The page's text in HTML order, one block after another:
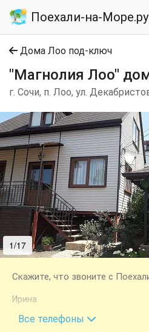
Поехали-на-Море.ру
Дома Лоо под-ключ
"Магнолия Лоо"
г. Сочи, п. Лоо, ул.
1/17
Скажите, что звоните с
Ирина
+7 (918) 602-90-20
Все телефоны